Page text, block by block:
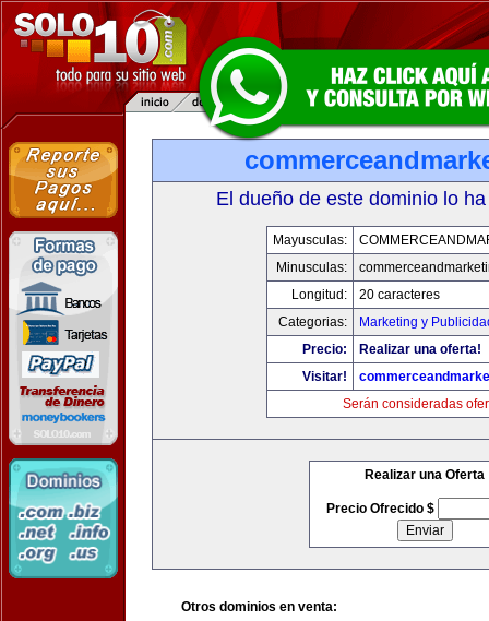
El dueño de este dominio lo
Mayusculas:
Minusculas:
Longitud:
20 caracteres
Categorias:
Marketing y
Precio:
Realizar una oferta!
Visitar!
Serán consideradas
Realizar una Oferta
Precio Ofrecido $
Otros dominios en venta: